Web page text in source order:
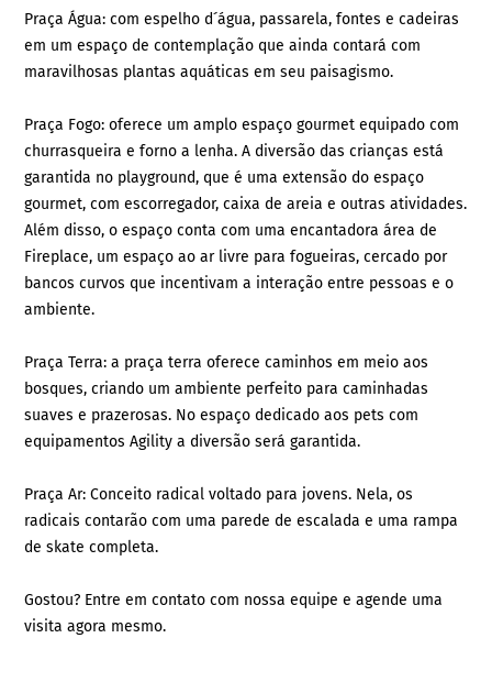
Praça Água: com espelho d´água, passarela, fontes e cadeiras
em um espaço de contemplação que ainda contará com
maravilhosas plantas aquáticas em seu paisagismo.
Praça Fogo: oferece um amplo espaço gourmet equipado com
churrasqueira e forno a lenha. A diversão das crianças está
garantida no playground, que é uma extensão do espaço
gourmet, com escorregador, caixa de areia e outras atividades.
Além disso, o espaço conta com uma encantadora área de
Fireplace, um espaço ao ar livre para fogueiras, cercado por
bancos curvos que incentivam a interação entre pessoas e o
ambiente.
Praça Terra: a praça terra oferece caminhos em meio aos
bosques, criando um ambiente perfeito para caminhadas
suaves e prazerosas. No espaço dedicado aos pets com
equipamentos Agility a diversão será garantida.
Praça Ar: Conceito radical voltado para jovens. Nela, os
radicais contarão com uma parede de escalada e uma rampa
de skate completa.
Gostou? Entre em contato com nossa equipe e agende uma
visita agora mesmo.